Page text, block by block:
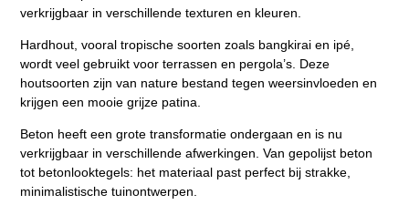
verkrijgbaar in verschillende texturen en kleuren.
Hardhout, vooral tropische soorten zoals bangkirai en ipé,
wordt veel gebruikt voor terrassen en pergola’s. Deze
houtsoorten zijn van nature bestand tegen weersinvloeden en
krijgen een mooie grijze patina.
Beton heeft een grote transformatie ondergaan en is nu
verkrijgbaar in verschillende afwerkingen. Van gepolijst beton
tot betonlooktegels: het materiaal past perfect bij strakke,
minimalistische tuinontwerpen.